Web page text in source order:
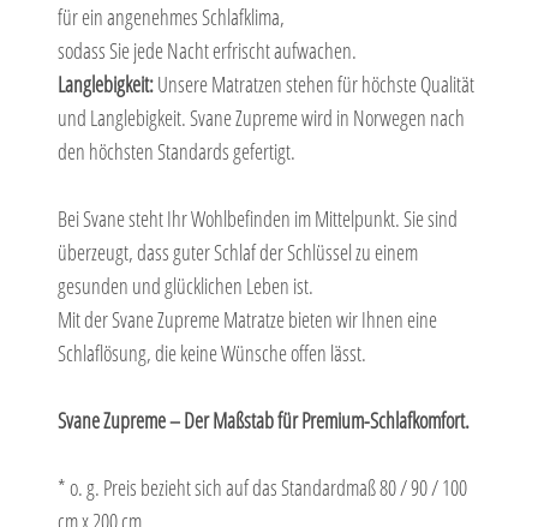
für ein angenehmes Schlafklima,
sodass Sie jede Nacht erfrischt aufwachen.
Langlebigkeit:Unsere Matratzen stehen für höchste Qualität
und Langlebigkeit. Svane Zupreme wird in Norwegen nach
den höchsten Standards gefertigt.
Bei Svane steht Ihr Wohlbefinden im Mittelpunkt. Sie sind
überzeugt, dass guter Schlaf der Schlüssel zu einem
gesunden und glücklichen Leben ist.
Mit der Svane Zupreme Matratze bieten wir Ihnen eine
Schlaflösung, die keine Wünsche offen lässt.
Svane Zupreme – Der Maßstab für Premium-Schlafkomfort.
* o. g. Preis bezieht sich auf das Standardmaß 80 / 90 / 100
cm x 200 cm